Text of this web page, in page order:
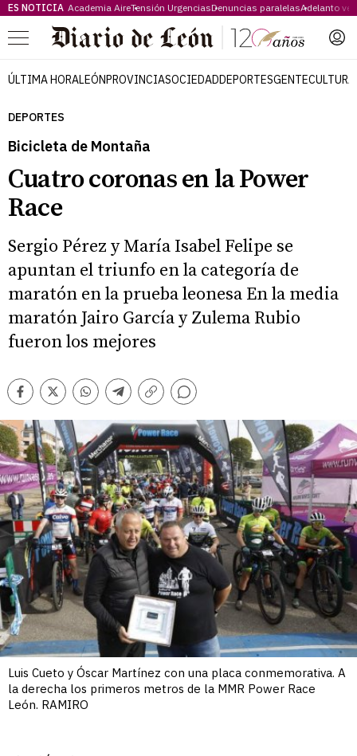
ES NOTICIA Academia AireTensión UrgenciasDenuncias paralelasAdelanto
Menú
ÚLTIMA HORALEÓNPROVINCIASOCIEDADDEPORTESGENTECULTURA
DEPORTES
Bicicleta de Montaña
Cuatro coronas en la Power
Race
Sergio Pérez y María Isabel Felipe se
apuntan el triunfo en la categoría de
maratón en la prueba leonesa En la media
maratón Jairo García y Zulema Rubio
fueron los mejores
Facebook
TwitterWhatsappTelegram
Copiar
Comentarios
Luis Cueto y Óscar Martínez con una placa conmemorativa. A
la derecha los primeros metros de la MMR Power Race
León. RAMIRO